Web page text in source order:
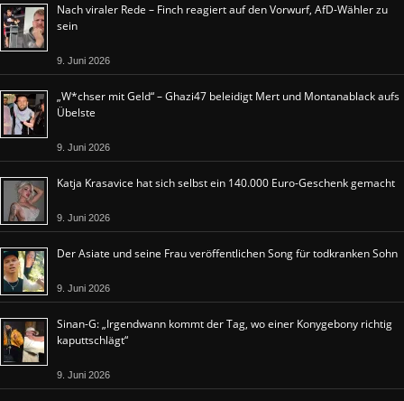
Nach viraler Rede – Finch reagiert auf den Vorwurf, AfD-Wähler zu
sein
9. Juni 2026
„W*chser mit Geld“ – Ghazi47 beleidigt Mert und Montanablack aufs
Übelste
9. Juni 2026
Katja Krasavice hat sich selbst ein 140.000 Euro-Geschenk gemacht
9. Juni 2026
Der Asiate und seine Frau veröffentlichen Song für todkranken Sohn
9. Juni 2026
Sinan-G: „Irgendwann kommt der Tag, wo einer Konygebony richtig
kaputtschlägt“
9. Juni 2026